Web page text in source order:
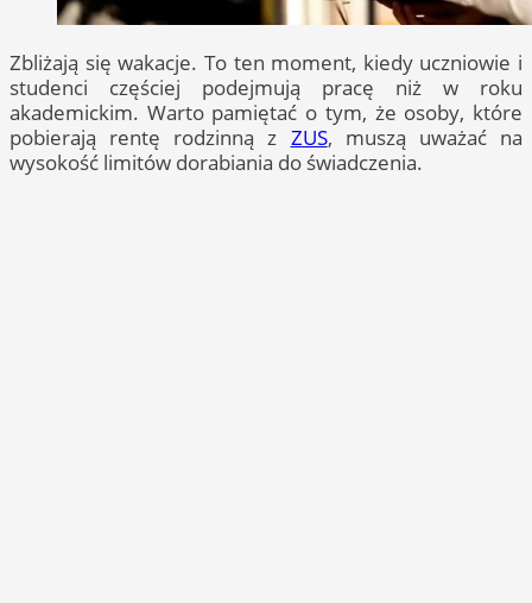
Zbliżają się wakacje. To ten moment, kiedy uczniowie i
studenci częściej podejmują pracę niż w roku
akademickim. Warto pamiętać o tym, że osoby, które
pobierają rentę rodzinną z ZUS, muszą uważać na
wysokość limitów dorabiania do świadczenia.